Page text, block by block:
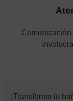
Comunicación
¡Transforma tu